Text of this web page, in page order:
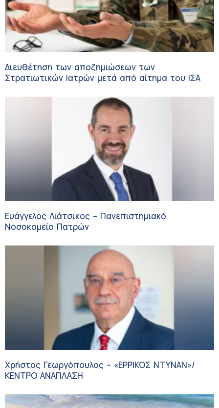
Διευθέτηση των αποζημιώσεων των
Στρατιωτικών Ιατρών μετά από αίτημα του ΙΣΑ
Ευάγγελος Λιάτσικος – Πανεπιστημιακό
Νοσοκομείο Πατρών
Χρήστος Γεωργόπουλος – «ΕΡΡΙΚΟΣ ΝΤΥΝΑΝ»/
ΚΕΝΤΡΟ ΑΝΑΠΛΑΣΗ